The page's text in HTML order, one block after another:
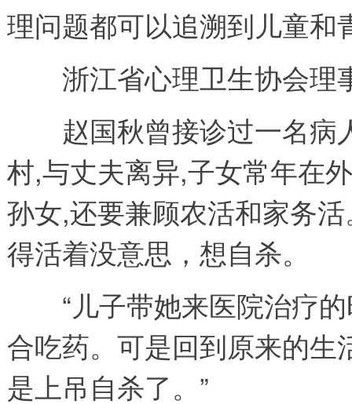
理问题都可以追溯到儿童和
浙江省心理卫生协会理
赵国秋曾接诊过一名病
村,与丈夫离异,子女常年在
孙女,还要兼顾农活和家务
得活着没意思，想自杀。
“儿子带她来医院治疗的
合吃药。可是回到原来的
是上吊自杀了。”